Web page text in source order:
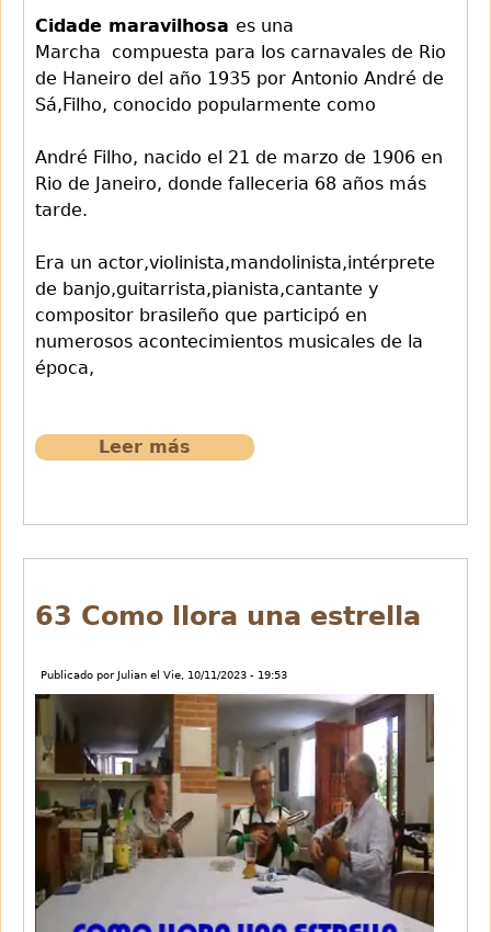
Cidade maravilhosa es una
Marcha compuesta para los carnavales de Rio
de Haneiro del año 1935 por Antonio André de
Sá,Filho, conocido popularmente como
André Filho, nacido el 21 de marzo de 1906 en
Rio de Janeiro, donde falleceria 68 años más
tarde.
Era un actor,violinista,mandolinista,intérprete
de banjo,guitarrista,pianista,cantante y
compositor brasileño que participó en
numerosos acontecimientos musicales de la
época,
Leer más
maravilhosa
63 Como llora una estrella
Publicado por Julian el Vie, 10/11/2023 - 19:53